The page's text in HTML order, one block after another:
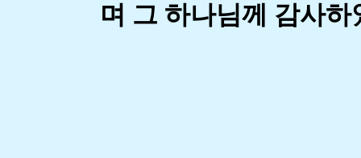
며 그 하나님께 감사하